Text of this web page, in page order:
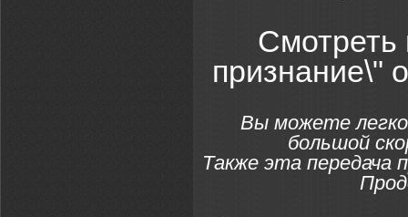
Смотреть
признание\"
Вы можете
большой
Также эта передача